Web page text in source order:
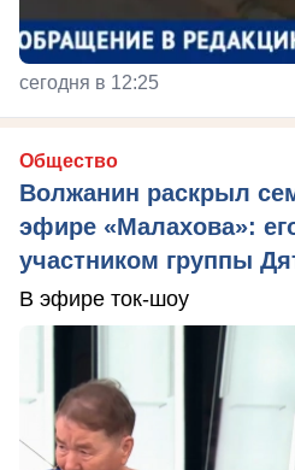
сегодня в 12:25
Общество
Волжанин раскрыл
эфире «Малахова»:
участником группы
В эфире ток-шоу